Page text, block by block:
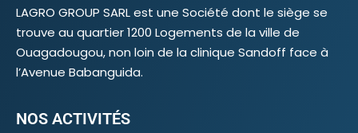
LAGRO GROUP SARL est une Société dont le siège se
trouve au quartier 1200 Logements de la ville de
Ouagadougou, non loin de la clinique Sandoff face à
l’Avenue Babanguida.
NOS ACTIVITÉS